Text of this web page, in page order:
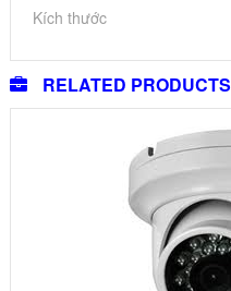
Kích thước
RELATED PRODUCTS